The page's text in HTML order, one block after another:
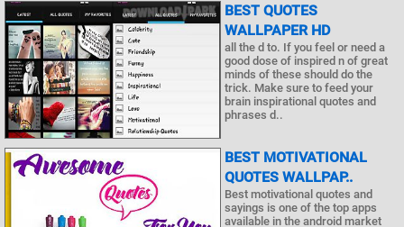
BEST QUOTES
WALLPAPER HD
all the d to. If you feel or need a
good dose of inspired n of great
minds of these should do the
trick. Make sure to feed your
brain inspirational quotes and
phrases d..
BEST MOTIVATIONAL
QUOTES WALLPAP..
Best motivational quotes and
sayings is one of the top apps
available in the android market